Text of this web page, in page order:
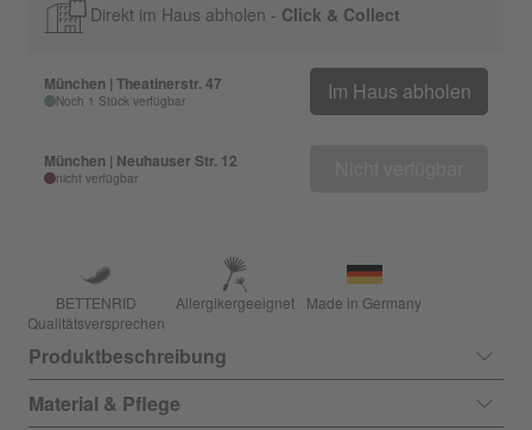
Direkt im Haus abholen - Click & Collect
München | Theatinerstr. 47
Noch 1 Stück verfügbar Im Haus abholen
München | Neuhauser Str. 12
nicht verfügbar
BETTENRID
Qualitätsversprechen
Allergikergeeignet Made in Germany
Produktbeschreibung
Material & Pflege